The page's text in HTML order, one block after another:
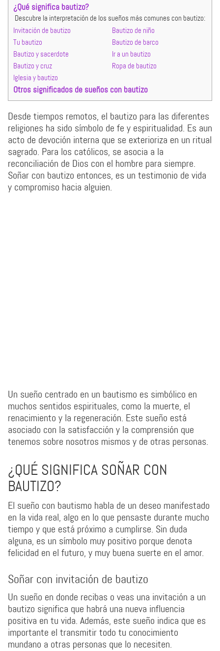
¿Qué significa bautizo?
Descubre la interpretación de los sueños más comunes con bautizo:
Invitación de bautizo
Bautizo de niño
Tu bautizo
Bautizo de barco
Bautizo y sacerdote
Ir a un bautizo
Bautizo y cruz
Ropa de bautizo
Iglesia y bautizo
Otros significados de sueños con bautizo
Desde tiempos remotos, el bautizo para las diferentes
religiones ha sido símbolo de fe y espiritualidad. Es aun
acto de devoción interna que se exterioriza en un ritual
sagrado. Para los católicos, se asocia a la
reconciliación de Dios con el hombre para siempre.
Soñar con bautizo entonces, es un testimonio de vida
y compromiso hacia alguien.
Un sueño centrado en un bautismo es simbólico en
muchos sentidos espirituales, como la muerte, el
renacimiento y la regeneración. Este sueño está
asociado con la satisfacción y la comprensión que
tenemos sobre nosotros mismos y de otras personas.
¿QUÉ SIGNIFICA SOÑAR CON
BAUTIZO?
El sueño con bautismo habla de un deseo manifestado
en la vida real, algo en lo que pensaste durante mucho
tiempo y que está próximo a cumplirse. Sin duda
alguna, es un símbolo muy positivo porque denota
felicidad en el futuro, y muy buena suerte en el amor.
Soñar con invitación de bautizo
Un sueño en donde recibas o veas una invitación a un
bautizo significa que habrá una nueva influencia
positiva en tu vida. Además, este sueño indica que es
importante el transmitir todo tu conocimiento
mundano a otras personas que lo necesiten.